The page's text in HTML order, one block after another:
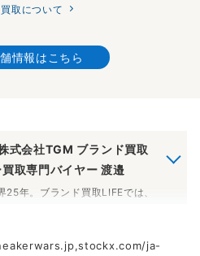
取について
情報はこちら
式会社TGM ブランド買取
取専門バイヤー 渡邉
25年。ブランド買取LIFEでは、
多い点が、スニーカー査定の面ja-